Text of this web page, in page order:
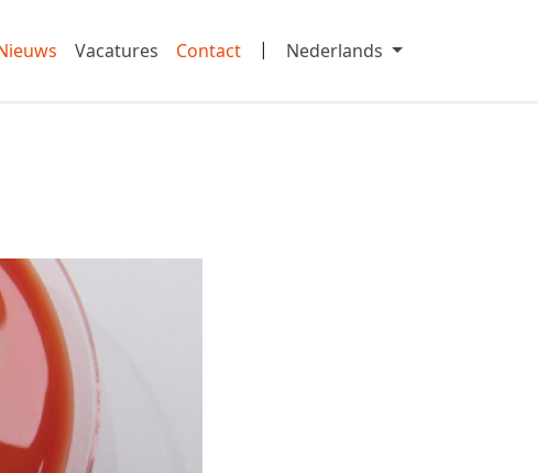
Vacatures Contact | Nederlands